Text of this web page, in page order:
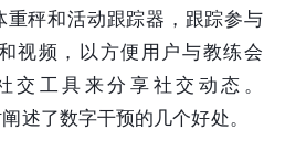
重秤和活动跟踪器，跟踪参与
视频，以方便用户与教练会
交工具来分享社交动态。
述了数字干预的几个好处。